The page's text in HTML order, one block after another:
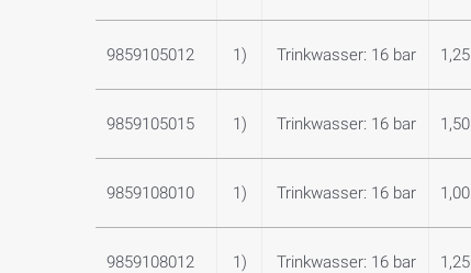
9859105012 1) Trinkwasser: 16 bar 1,25
9859105015 1) Trinkwasser: 16 bar 1,50
9859108010 1) Trinkwasser: 16 bar 1,00
9859108012 1) Trinkwasser: 16 bar 1,25